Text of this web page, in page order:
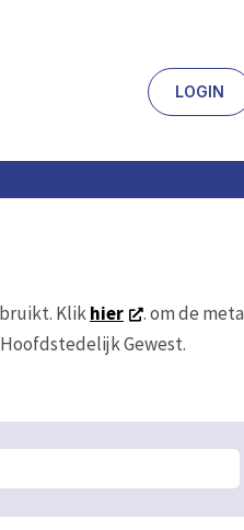
LOGIN
Klikhier
. om de
Gewest.